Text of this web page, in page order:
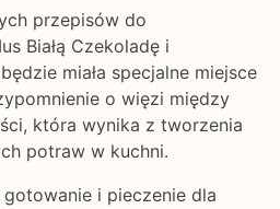
przepisów do
Białą Czekoladę i
miała specjalne miejsce
o więzi między
która wynika z tworzenia
potraw w kuchni.
i pieczenie dla